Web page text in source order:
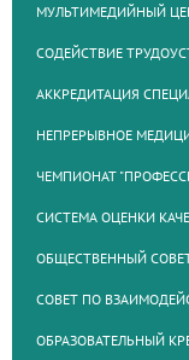
МУЛЬТИМЕДИЙНЫЙ
СОДЕЙСТВИЕ
АККРЕДИТАЦИЯ
НЕПРЕРЫВНОЕ
ЧЕМПИОНАТ
СИСТЕМА ОЦЕНКИ
ОБЩЕСТВЕННЫЙ
СОВЕТ ПО
ОБРАЗОВАТЕЛЬНЫЙ